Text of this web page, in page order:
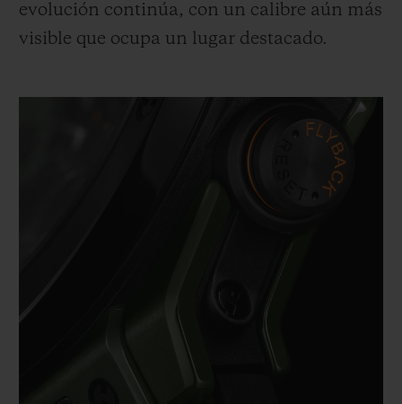
evolución continúa, con un calibre aún más
visible que ocupa un lugar destacado.